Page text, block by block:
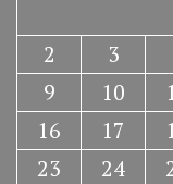
2
3
9
10
16
17
23
24